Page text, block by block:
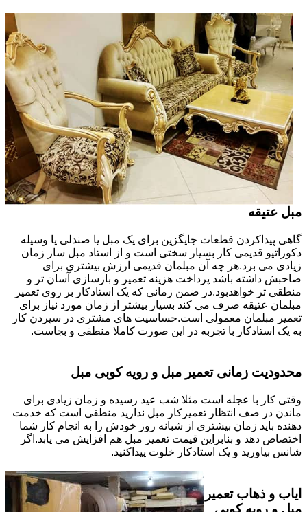
مبل عتیقه
گاهی پیداکردن قطعات جایگزین برای یک مبل یا صندلی یا وسیله
دکوراتیو قدیمی کار بسیار سختی است و از استاد مبل ساز زمان
زیادی می برد.هر چه آن مبلمان قدیمی ارزش بیشتری برای
صاحبش داشته باشد پرداخت هزینه تعمیر و بازسازی آسان تر و
منطقی تر خواهدبود.در ضمن زمانی که یک استادکار بر روی تعمیر
مبلمان عتیقه صرف می کند بسیار بیشتر از زمان مورد نیاز برای
تعمیر مبلمان معمولی است.حساسیت های مشتری در سپردن کار
به یک استادکار با تجربه در این صورت کاملا منطقی و بجاست.
محدودیت زمانی تعمیر مبل و رویه کوبی مبل
وقتی کار با عجله است مثلا شب عید رسیده و زمان زیادی برای
ماندن در صف انتظار تعمیرکار مبل ندارید منطقی است که خدمت
دهنده باید زمان بیشتری از شبانه روز خودش را به انجام کار شما
اختصاص دهد و بنابراین قیمت تعمیر مبل هم افزایش می یابد.اگر
شانس بیاورید و یک استادکار خلوت پیداکنید.
ایاب و ذهاب تعمیر
مبل و رویه کوبی